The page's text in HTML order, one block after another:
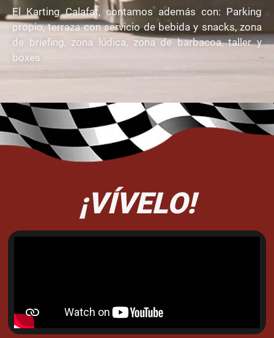
El Karting Calafat, contamos además con: Parking
propio, terraza con servicio de bebida y snacks, zona
de briefing, zona lúdica, zona de barbacoa, taller y
boxes.
¡VÍVELO!